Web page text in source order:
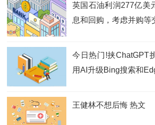
英国石油利润277亿美
息和回购，考虑并购等
今日热门!挟ChatGPT
用AI升级Bing搜索和
王健林不想后悔 热文